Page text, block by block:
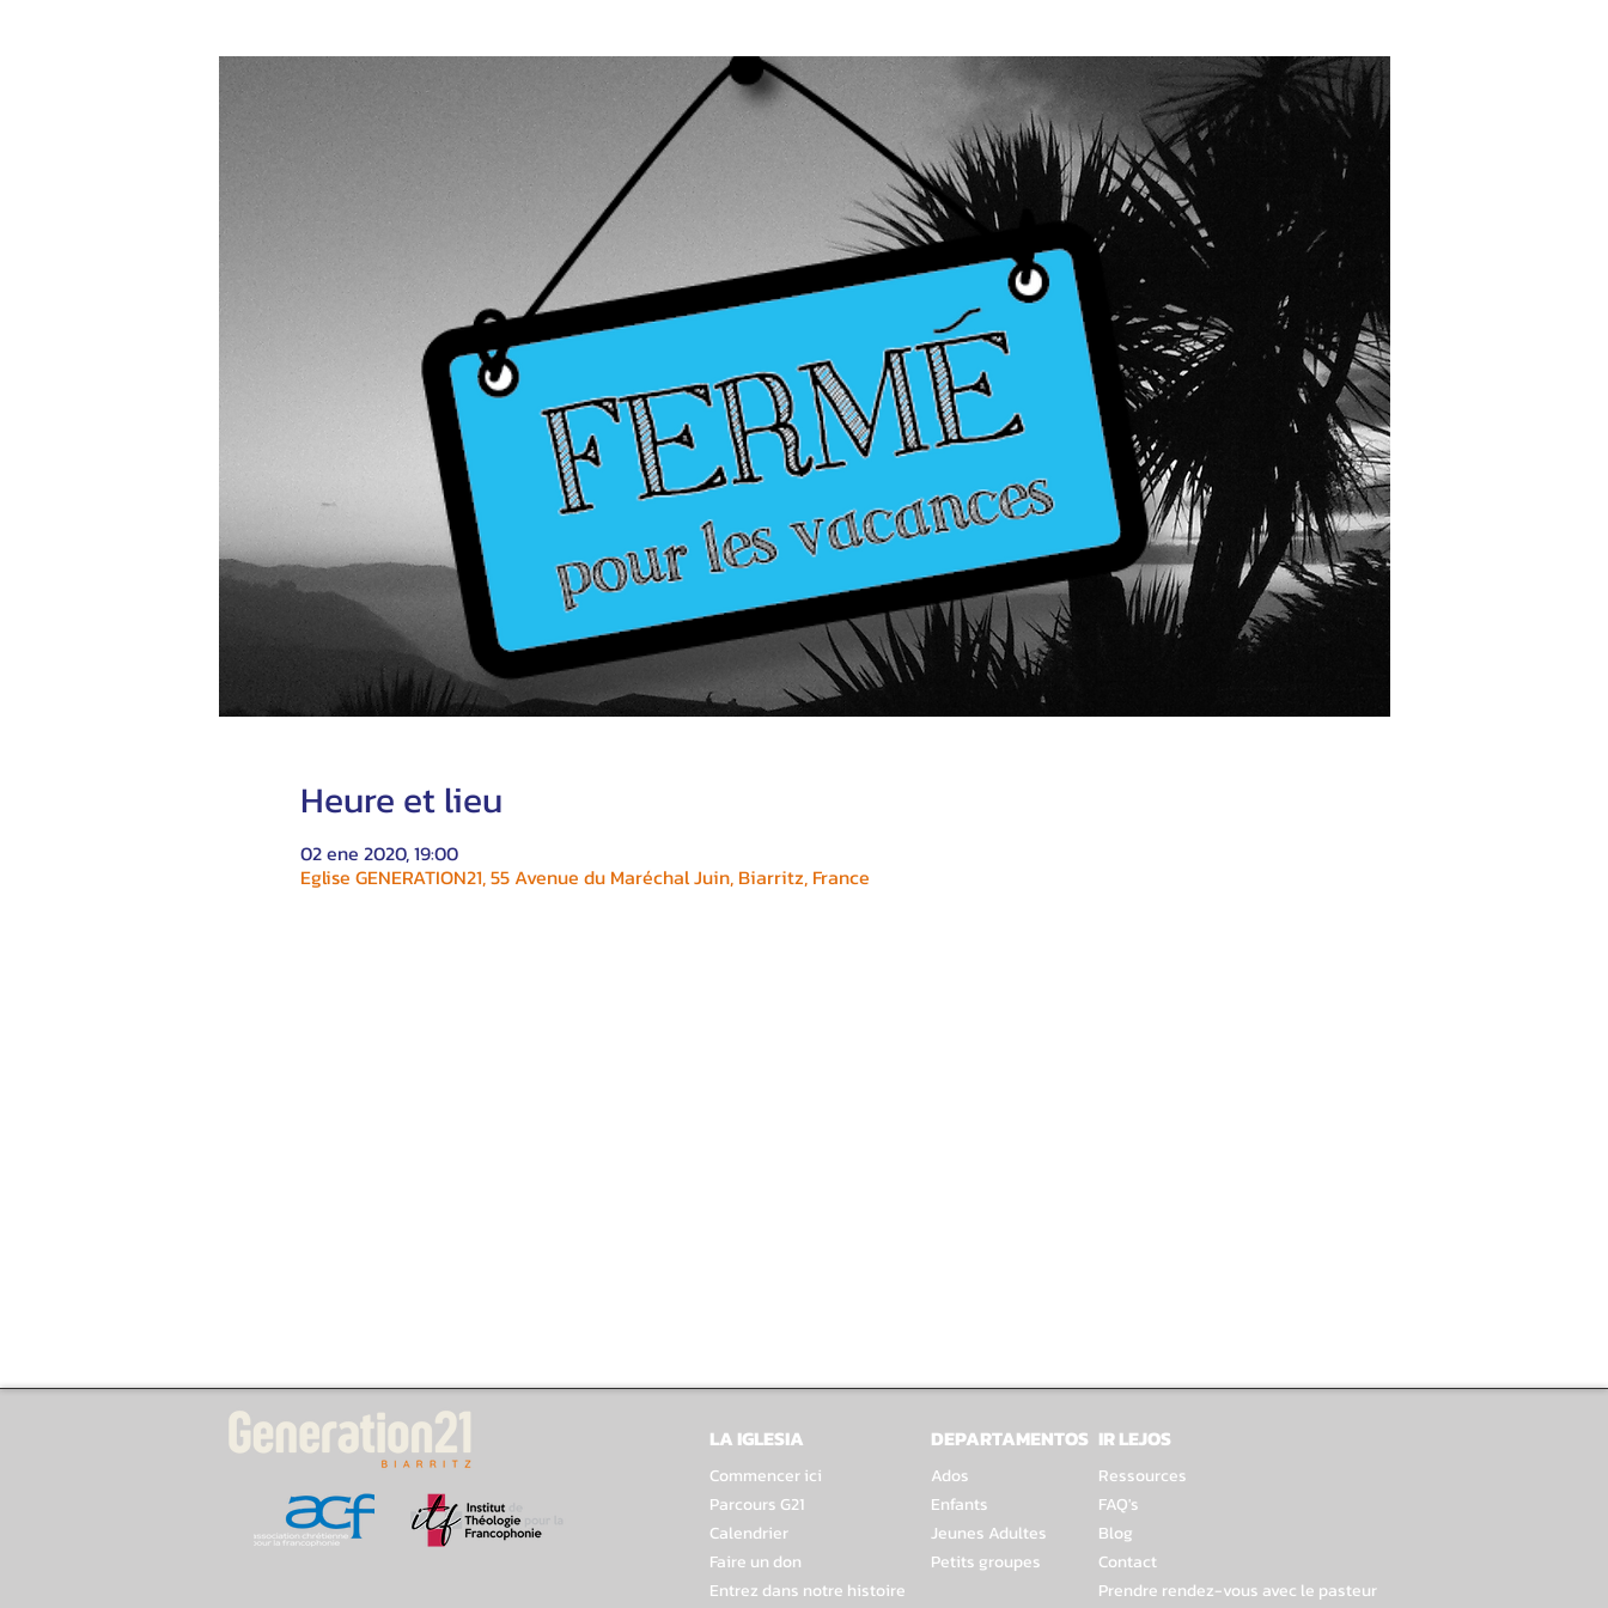
Heure et lieu
02 ene 2020, 19:00
Eglise GENERATION21, 55 Avenue du Maréchal Juin, Biarritz, France
LA IGLESIA
Commencer ici
Parcours G21
Calendrier
Faire un don
Entrez dans notre histoire
DEPARTAMENTOS IR LEJOS
Ados
Enfants
Jeunes Adultes
Petits groupes
Ressources
FAQ's
Blog
Contact
Prendre rendez-vous avec le pasteur